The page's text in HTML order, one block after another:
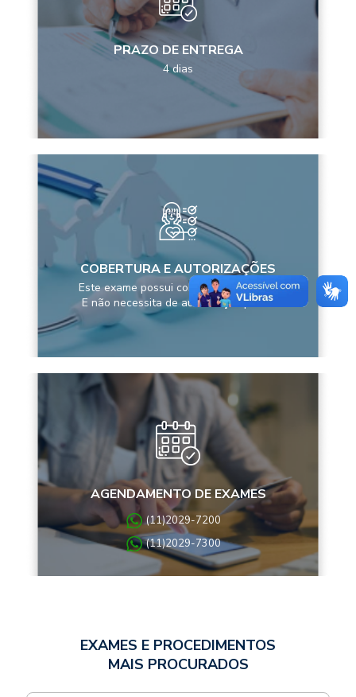
PRAZO DE ENTREGA
4 dias
COBERTURA E AUTORIZAÇÕES
Este exame possui cobertura pela ANS
E não necessita de autorização prévia
AGENDAMENTO DE EXAMES
(11)2029-7200
(11)2029-7300
EXAMES E PROCEDIMENTOS
MAIS PROCURADOS